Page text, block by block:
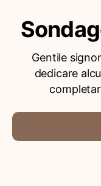
Gentile
dedicare